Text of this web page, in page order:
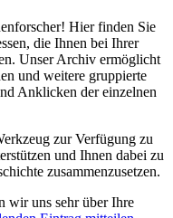
Hier finden Sie
die Ihnen bei Ihrer
Unser Archiv ermöglicht
und weitere gruppierte
Anklicken der einzelnen
zur Verfügung zu
und Ihnen dabei zu
zusammenzusetzen.
wir uns sehr über Ihre